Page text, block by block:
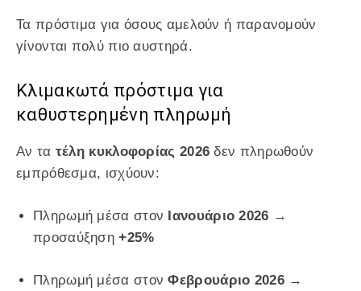
Τα πρόστιμα για όσους αμελούν ή παρανομούν
γίνονται πολύ πιο αυστηρά.
Κλιμακωτά πρόστιμα για
καθυστερημένη πληρωμή
Αν τα τέλη κυκλοφορίας 2026 δεν πληρωθούν
εμπρόθεσμα, ισχύουν:
Πληρωμή μέσα στον Ιανουάριο 2026 →
προσαύξηση+25%
Πληρωμή μέσα στονΦεβρουάριο 2026→